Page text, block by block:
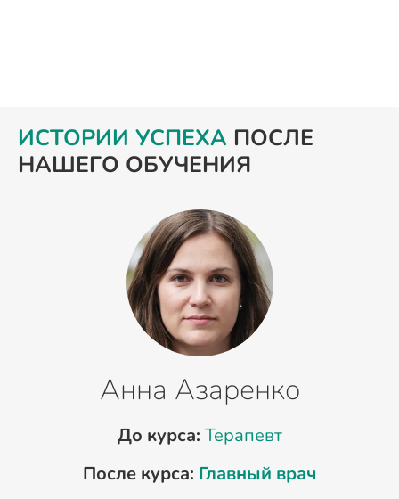
ИСТОРИИ УСПЕХА ПОСЛЕ
НАШЕГО ОБУЧЕНИЯ
Анна Азаренко
До курса: Терапевт
После курса: Главный врач